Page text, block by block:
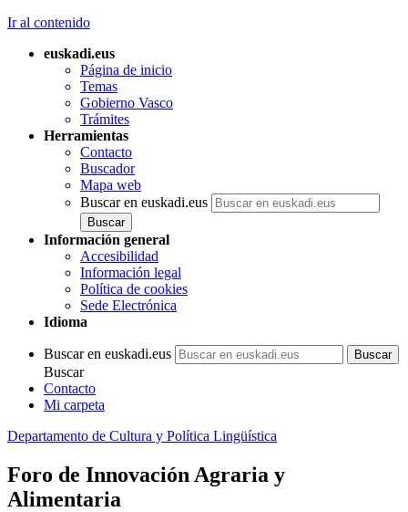
Ir al contenido
euskadi.eus
Página de inicio
Temas
Gobierno Vasco
Trámites
Herramientas
Contacto
Buscador
Mapa web
Buscar en euskadi.eus
Información general
Accesibilidad
Información legal
Política de cookies
Sede Electrónica
Idioma
Buscar en euskadi.eus
Buscar
Contacto
Mi carpeta
Departamento de Cultura y Política Lingüística
Foro de Innovación Agraria y
Alimentaria